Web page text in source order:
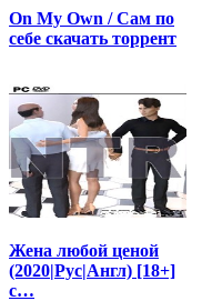
On My Own / Сам по
себе скачать торрент
Жена любой ценой
(2020|Рус|Англ) [18+]
с…